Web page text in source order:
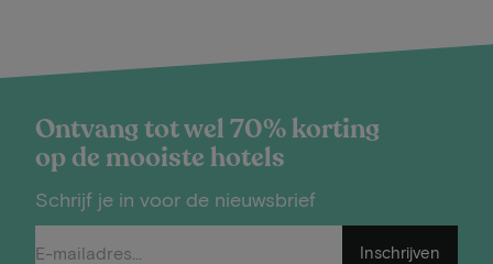
Ontvang tot wel 70% korting
op de mooiste hotels
Schrijf je in voor de nieuwsbrief
Inschrijven